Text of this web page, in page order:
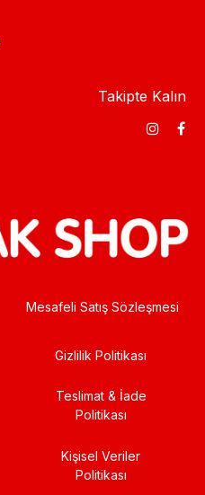
Takipte Kalın
Mesafeli Satış Sözleşmesi
Gizlilik Politikası
Teslimat & İade
Politikası
Kişisel Veriler
Politikası